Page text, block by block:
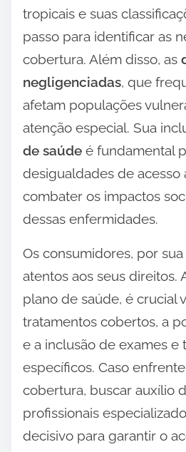
tropicais e suas
passo para identificar as
cobertura. Além disso, as
negligenciadas, que
afetam populações
atenção especial. Sua
de saúde é fundamental
desigualdades de acesso
combater os impactos
dessas enfermidades.
Os consumidores, por
atentos aos seus direitos.
plano de saúde, é crucial
tratamentos cobertos, a
e a inclusão de exames e
específicos. Caso
cobertura, buscar auxílio
profissionais
decisivo para garantir o